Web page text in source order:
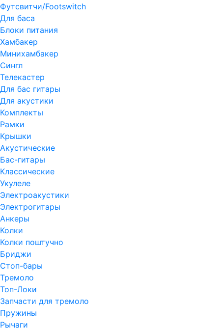
Футсвитчи/Footswitch
Для баса
Блоки питания
Хамбакер
Минихамбакер
Сингл
Телекастер
Для бас гитары
Для акустики
Комплекты
Рамки
Крышки
Акустические
Бас-гитары
Классические
Укулеле
Электроакустики
Электрогитары
Анкеры
Колки
Колки поштучно
Бриджи
Стоп-бары
Тремоло
Топ-Локи
Запчасти для тремоло
Пружины
Рычаги